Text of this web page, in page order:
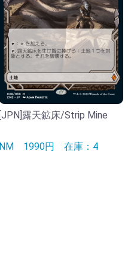
[JPN]露天鉱床/Strip Mine
NM 1990円 在庫：4